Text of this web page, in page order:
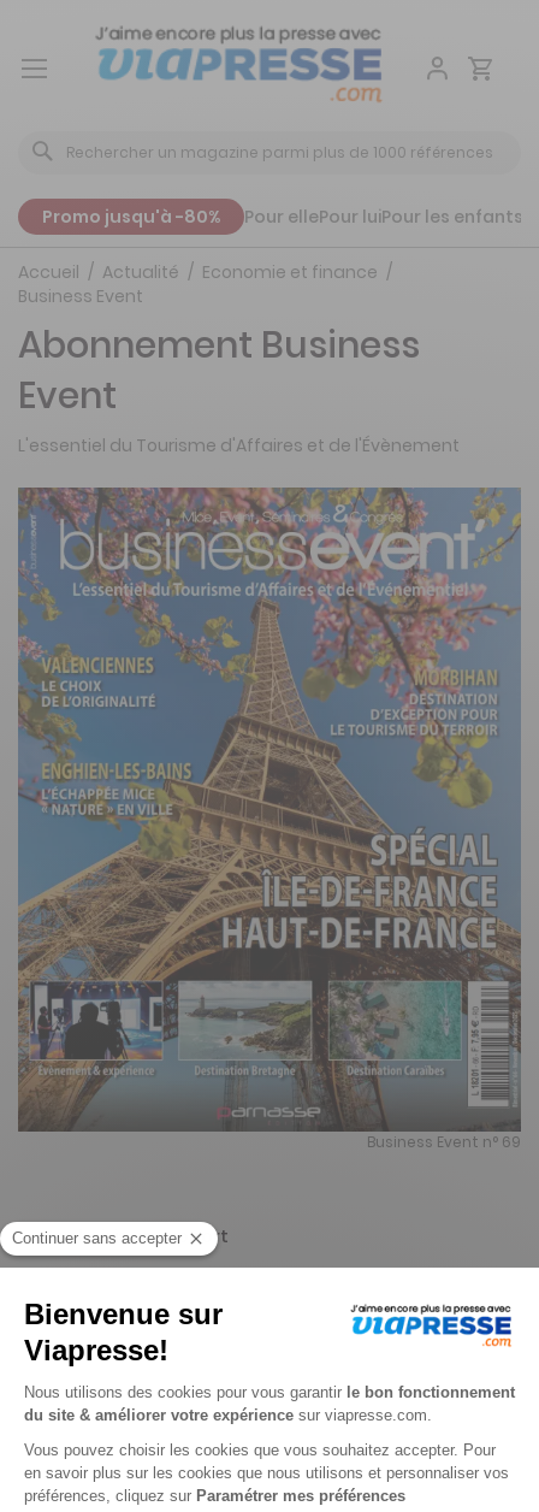
Aller
Promo jusqu'à -80% Pour ellePour luiPour les enfants
Accueil Actualité
Economie et finance
Business Event
Business Event n° 69
Abonnement Business
Event
L'essentiel du Tourisme d'Affaires et de l'Évènement
Je choisis un support
Papier
Je choisis une durée
-16%
Abonnement 1 an
6 n° • Papier